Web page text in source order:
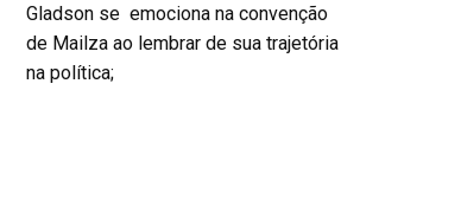
Gladson se emociona na convenção
de Mailza ao lembrar de sua trajetória
na política;